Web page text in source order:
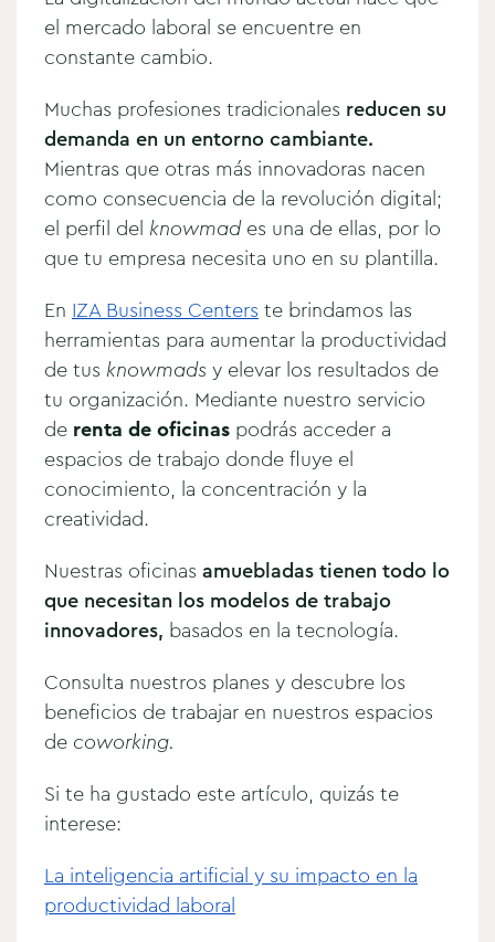
el mercado laboral se encuentre en
constante cambio.
Muchas profesiones tradicionales reducen su
demanda en un entorno cambiante.
Mientras que otras más innovadoras nacen
como consecuencia de la revolución digital;
el perfil del knowmades una de ellas, por lo
que tu empresa necesita uno en su plantilla.
En IZA Business Centerste brindamos las
herramientas para aumentar la productividad
de tus knowmadsy elevar los resultados de
tu organización. Mediante nuestro servicio
de renta de oficinas podrás acceder a
espacios de trabajo donde fluye el
conocimiento, la concentración y la
creatividad.
Nuestras oficinas amuebladas tienen todo lo
que necesitan los modelos de trabajo
innovadores, basados en la tecnología.
Consulta nuestros planes y descubre los
beneficios de trabajar en nuestros espacios
de coworking.
Si te ha gustado este artículo, quizás te
interese:
La inteligencia artificial y su impacto en la
productividad laboral